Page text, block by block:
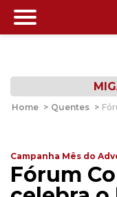
Home > Quentes >
Campanha Mês do
Fórum